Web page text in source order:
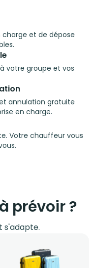
charge et de dépose
votre groupe et vos
annulation gratuite
en charge.
Votre chauffeur vous
prévoir ?
s'adapte.